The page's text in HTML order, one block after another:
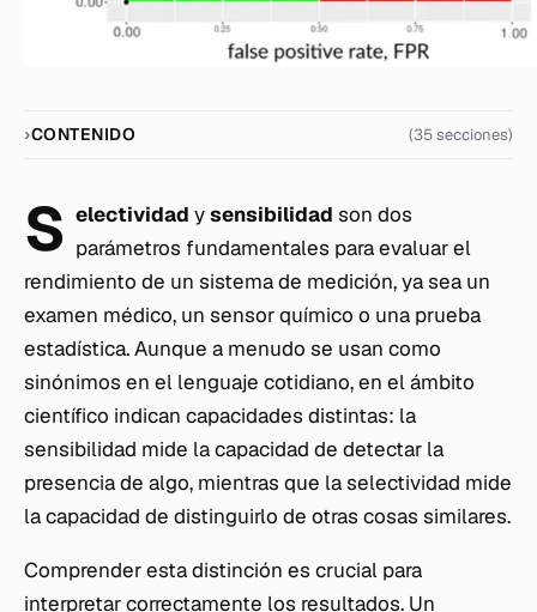
CONTENIDO (35 secciones)
S electividad ysensibilidad son dos
parámetros fundamentales para evaluar el
rendimiento de un sistema de medición, ya sea un
examen médico, un sensor químico o una prueba
estadística. Aunque a menudo se usan como
sinónimos en el lenguaje cotidiano, en el ámbito
científico indican capacidades distintas: la
sensibilidad mide la capacidad de detectar la
presencia de algo, mientras que la selectividad mide
la capacidad de distinguirlo de otras cosas similares.
Comprender esta distinción es crucial para
interpretar correctamente los resultados. Un